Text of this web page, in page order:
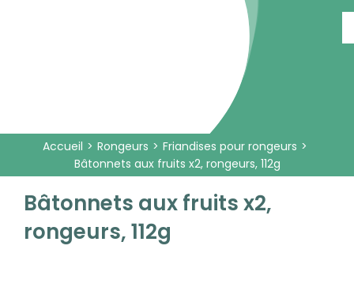
Accueil Rongeurs
Friandises pour rongeurs
Bâtonnets aux fruits x2, rongeurs, 112g
Bâtonnets aux fruits x2,
rongeurs, 112g